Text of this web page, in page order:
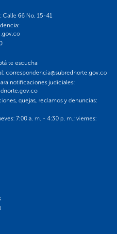
Calle 66 No. 15-41
te escucha
correspondencia@subrednorte.gov.co
notificaciones judiciales:
quejas, reclamos y denuncias:
7:00 a. m. - 4:30 p. m.; viernes: